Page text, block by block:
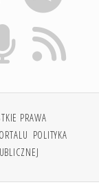
PRAWA
POLITYKA